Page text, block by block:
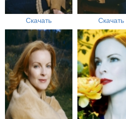
Скачать Скачать